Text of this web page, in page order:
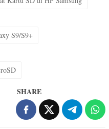
S9/S9+
SHARE